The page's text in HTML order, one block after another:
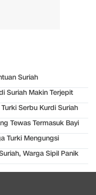
Suriah
Suriah Makin Terjepit
Serbu Kurdi Suriah
Tewas Termasuk Bayi
Turki Mengungsi
Warga Sipil Panik